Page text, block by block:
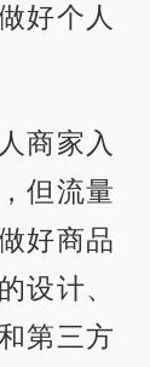
好个人
商家入
但流量
好商品
设计、
第三方